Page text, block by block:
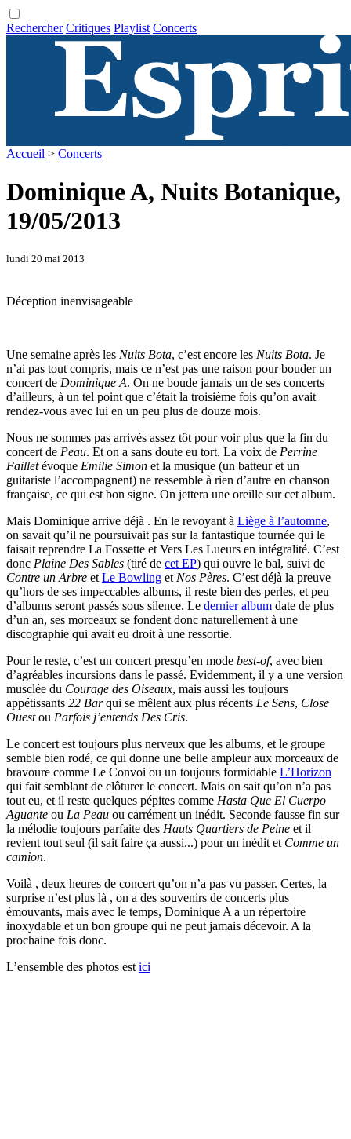
Rechercher Critiques Playlist Concerts
Accueil > Concerts
Dominique A, Nuits Botanique,
19/05/2013
lundi 20 mai 2013
Déception inenvisageable
Une semaine après les Nuits Bota, c’est encore les Nuits Bota. Je
n’ai pas tout compris, mais ce n’est pas une raison pour bouder un
concert de Dominique A. On ne boude jamais un de ses concerts
d’ailleurs, à un tel point que c’était la troisième fois qu’on avait
rendez-vous avec lui en un peu plus de douze mois.
Nous ne sommes pas arrivés assez tôt pour voir plus que la fin du
concert de Peau. Et on a sans doute eu tort. La voix de Perrine
Failletévoque Emilie Simon et la musique (un batteur et un
guitariste l’accompagnent) ne ressemble à rien d’autre en chanson
française, ce qui est bon signe. On jettera une oreille sur cet album.
Mais Dominique arrive déjà . En le revoyant à Liège à l’automne,
on savait qu’il ne poursuivait pas sur la fantastique tournée qui le
faisait reprendre La Fossette et Vers Les Lueurs en intégralité. C’est
donc Plaine Des Sables (tiré de cet EP) qui ouvre le bal, suivi de
Contre un Arbre et Le Bowling et Nos Pères. C’est déjà la preuve
qu’hors de ses impeccables albums, il reste bien des perles, et peu
d’albums seront passés sous silence. Le dernier album date de plus
d’un an, ses morceaux se fondent donc naturellement à une
discographie qui avait eu droit à une ressortie.
Pour le reste, c’est un concert presqu’en mode best-of, avec bien
d’agréables incursions dans le passé. Evidemment, il y a une version
musclée du Courage des Oiseaux, mais aussi les toujours
appétissants 22 Barqui se mêlent aux plus récents Le Sens, Close
Ouestou Parfois j’entends Des Cris.
Le concert est toujours plus nerveux que les albums, et le groupe
semble bien rodé, ce qui donne une belle ampleur aux morceaux de
bravoure comme Le Convoi ou un toujours formidable L’Horizon
qui fait semblant de clôturer le concert. Mais on sait qu’on n’a pas
tout eu, et il reste quelques pépites comme Hasta Que El Cuerpo
Aguante ou La Peau ou carrément un inédit. Seconde fausse fin sur
la mélodie toujours parfaite des Hauts Quartiers de Peine et il
revient tout seul (il sait faire ça aussi...) pour un inédit et Comme un
camion.
Voilà , deux heures de concert qu’on n’a pas vu passer. Certes, la
surprise n’est plus là , on a des souvenirs de concerts plus
émouvants, mais avec le temps, Dominique A a un répertoire
inoxydable et un bon groupe qui ne peut jamais décevoir. A la
prochaine fois donc.
L’ensemble des photos est ici